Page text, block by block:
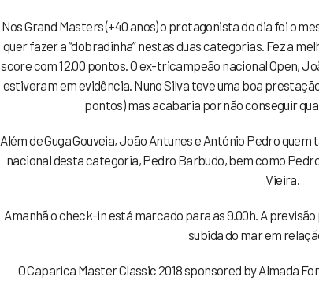
Nos Grand Masters (+40 anos) o protagonista do dia foi o
quer fazer a “dobradinha” nestas duas categorias. Fez a
score com 12.00 pontos. O ex-tricampeão nacional Open,
estiveram em evidência. Nuno Silva teve uma boa
pontos) mas acabaria por não conseguir
Além de Guga Gouveia, João Antunes e António Pedro
nacional desta categoria, Pedro Barbudo, bem como
Vieira.
Amanhã o check-in está marcado para as 9.00h. A
subida do mar em
O Caparica Master Classic 2018 sponsored by Almada